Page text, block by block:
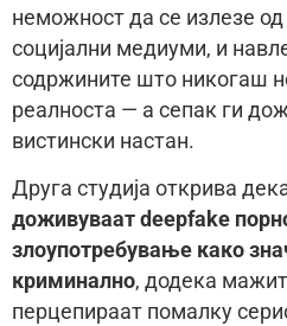
неможност да се излезе
социјални медиуми, и
содржините што никогаш
реалноста — а сепак ги
вистински настан.
Друга студија открива
доживуваат deepfake
злоупотребување како
криминално, додека
перцепираат помалку